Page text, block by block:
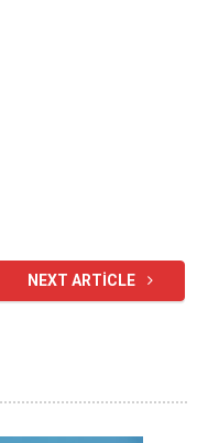
NEXT ARTICLE